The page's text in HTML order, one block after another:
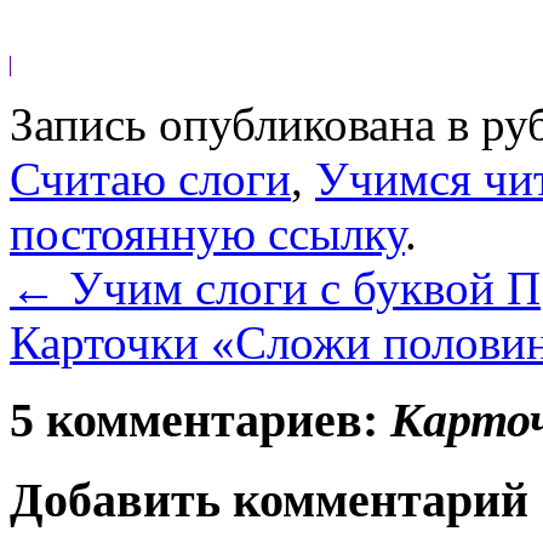
Запись опубликована в
Считаю слоги, Учимся
постоянную ссылку.
← Учим слоги с буквой П
Карточки «Сложи
5 комментариев:
Добавить комментарий